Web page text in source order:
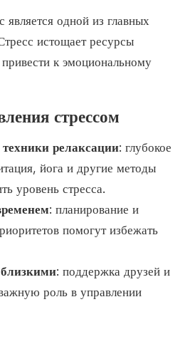
является одной из главных
истощает ресурсы
к эмоциональному
стрессом
релаксации: глубокое
йога и другие методы
уровень стресса.
: планирование и
помогут избежать
: поддержка друзей и
роль в управлении